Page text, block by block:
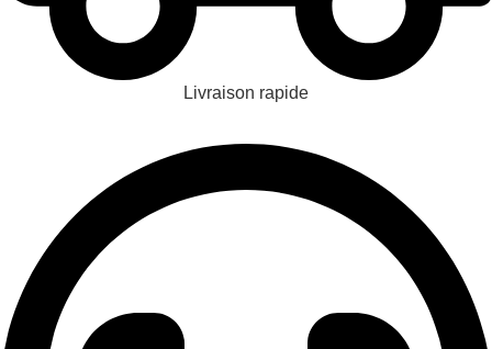
Livraison rapide